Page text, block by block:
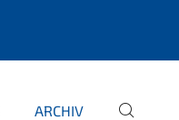
ARCHIV